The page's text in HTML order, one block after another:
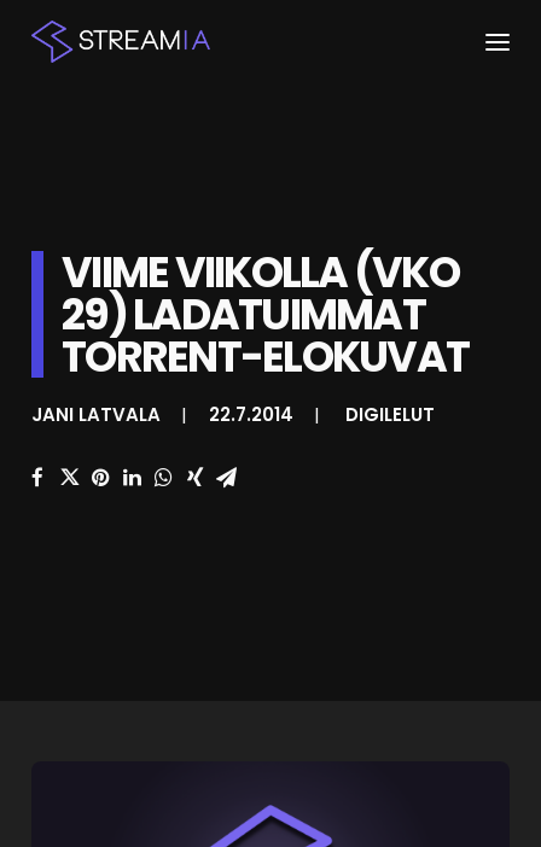
KESKUSTELU
SHOP
VIIME VIIKOLLA (VKO
29) LADATUIMMAT
TORRENT-ELOKUVAT
JANI LATVALA | 22.7.2014 | DIGILELUT